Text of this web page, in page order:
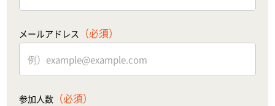
メールアドレス （必須）
参加人数 （必須）